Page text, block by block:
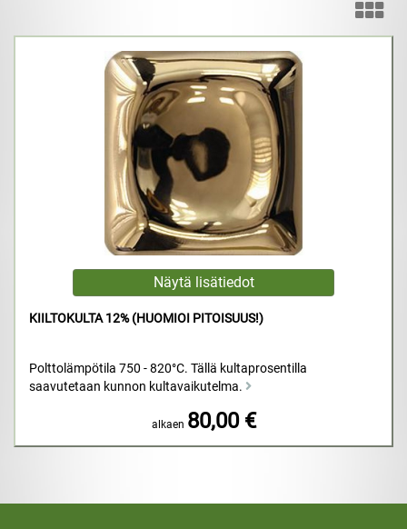
KIILTOKULTA 12% (HUOMIOI PITOISUUS!)
Polttolämpötila 750 - 820°C. Tällä kultaprosentilla
saavutetaan kunnon kultavaikutelma.
alkaen 80,00 €